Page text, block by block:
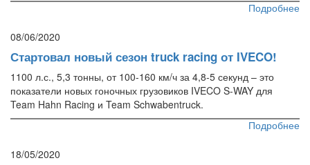
Подробнее
08/06/2020
Стартовал новый сезон truck racing от IVECO!
1100 л.с., 5,3 тонны, от 100-160 км/ч за 4,8-5 секунд – это
показатели новых гоночных грузовиков IVECO S-WAY для
Team Hahn Racing и Team Schwabentruck.
Подробнее
18/05/2020